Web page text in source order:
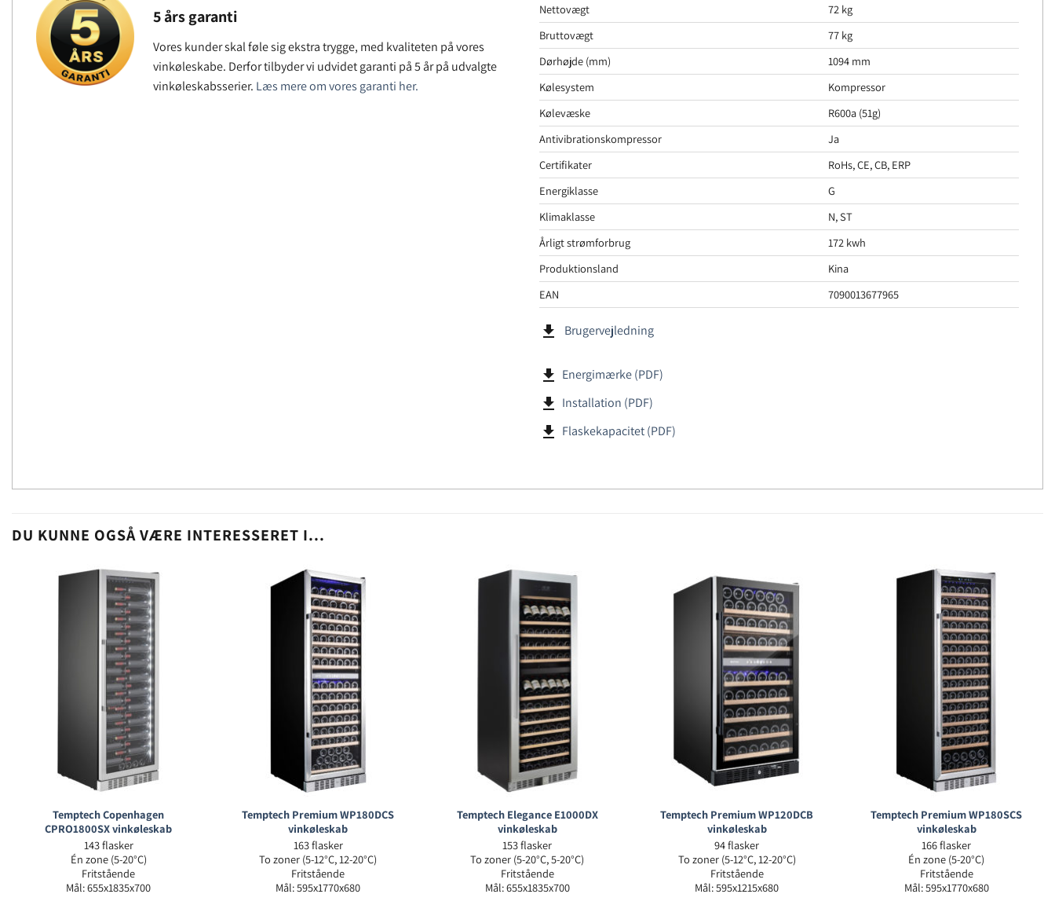
5 års garanti
Vores kunder skal føle sig ekstra trygge, med kvaliteten på vores
vinkøleskabe. Derfor tilbyder vi udvidet garanti på 5 år på udvalgte
vinkøleskabsserier. Læs mere om vores garanti her.
Nettovægt
72 kg
Bruttovægt
77 kg
Dørhøjde (mm)
1094 mm
Kølesystem
Kompressor
Kølevæske
R600a (51g)
Antivibrationskompressor
Ja
Certifikater
RoHs, CE, CB, ERP
Energiklasse
G
Klimaklasse
N, ST
Årligt strømforbrug
172 kwh
Produktionsland
Kina
EAN
7090013677965
file_download Brugervejledning
file_download Energimærke (PDF)
file_download Installation (PDF)
file_download Flaskekapacitet (PDF)
DU KUNNE OGSÅ VÆRE INTERESSERET I...
Temptech Copenhagen
CPRO1800SX vinkøleskab
143 flasker
Én zone (5-20°C)
Fritstående
Mål: 655x1835x700
Temptech Premium WP180DCS
vinkøleskab
163 flasker
To zoner (5-12°C, 12-20°C)
Fritstående
Mål: 595x1770x680
Temptech Elegance E1000DX
vinkøleskab
153 flasker
To zoner (5-20°C, 5-20°C)
Fritstående
Mål: 655x1835x700
Temptech Premium WP120DCB
vinkøleskab
94 flasker
To zoner (5-12°C, 12-20°C)
Fritstående
Mål: 595x1215x680
Temptech Premium WP180SCS
vinkøleskab
166 flasker
Én zone (5-20°C)
Fritstående
Mål: 595x1770x680